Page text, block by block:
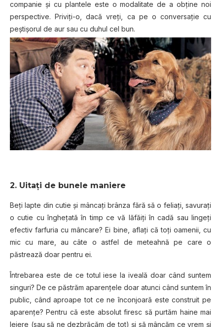
companie și cu plantele este o modalitate de a obține noi
perspective. Priviți-o, dacă vreți, ca pe o conversație cu
peștișorul de aur sau cu duhul cel bun.
2. Uitați de bunele maniere
Beți lapte din cutie și mâncați brânza fără să o feliați, savurați
o cutie cu înghețată în timp ce vă lăfăiți în cadă sau lingeți
efectiv farfuria cu mâncare? Ei bine, aflați că toți oamenii, cu
mic cu mare, au câte o astfel de meteahnă pe care o
păstrează doar pentru ei.
Întrebarea este de ce totul iese la iveală doar când suntem
singuri? De ce păstrăm aparențele doar atunci când suntem în
public, când aproape tot ce ne înconjoară este construit pe
aparențe? Pentru că este absolut firesc să purtăm haine mai
lejere (sau să ne dezbrăcăm de tot) și să mâncăm ce vrem și